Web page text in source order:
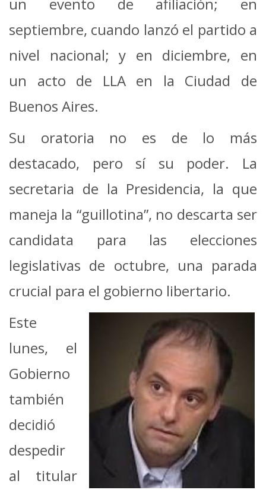
un evento de afiliación; en
septiembre, cuando lanzó el partido a
nivel nacional; y en diciembre, en
un acto de LLA en la Ciudad de
Buenos Aires.
Su oratoria no es de lo más
destacado, pero sí su poder. La
secretaria de la Presidencia, la que
maneja la “guillotina”, no descarta ser
candidata para las elecciones
legislativas de octubre, una parada
crucial para el gobierno libertario.
Este
lunes, el
Gobierno
también
decidió
despedir
al titular